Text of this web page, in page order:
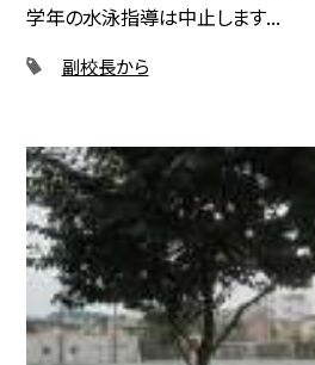
学年の水泳指導は中止します...
副校長から